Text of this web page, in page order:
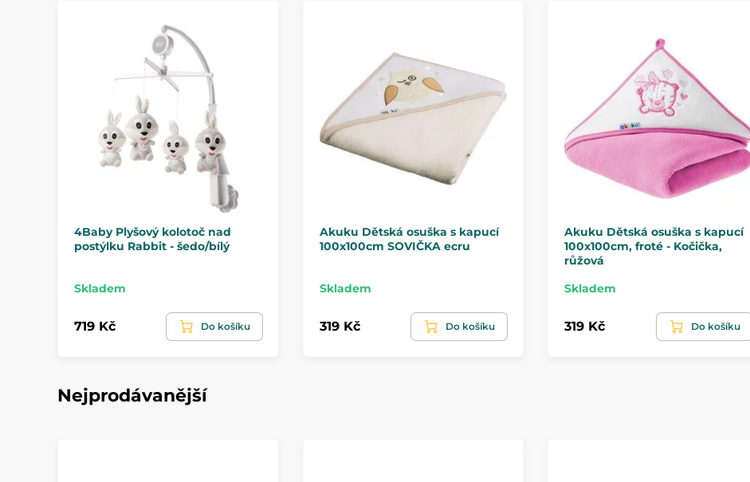
4Baby Plyšový kolotoč nad
postýlku Rabbit - šedo/bílý
Skladem
719 Kč Do košíku
Akuku Dětská osuška s kapucí
100x100cm SOVIČKA ecru
Skladem
319 Kč Do košíku
Akuku Dětská osuška s kapucí
100x100cm, froté - Kočička,
růžová
Skladem
319 Kč Do košíku
Nejprodávanější